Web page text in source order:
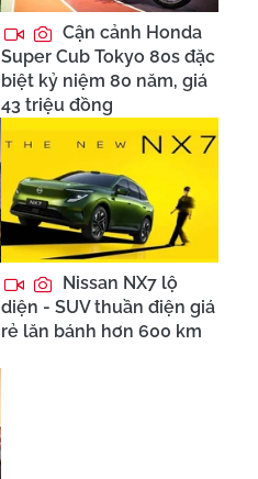
Cận cảnh Honda
Super Cub Tokyo 80s đặc
biệt kỷ niệm 80 năm, giá
43 triệu đồng
Nissan NX7 lộ
diện - SUV thuần điện giá
rẻ lăn bánh hơn 600 km